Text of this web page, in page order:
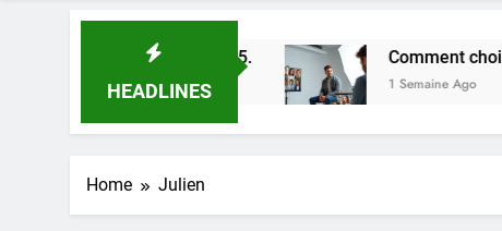
HEADLINES
Comment choisir un
1 Semaine Ago
Home Julien